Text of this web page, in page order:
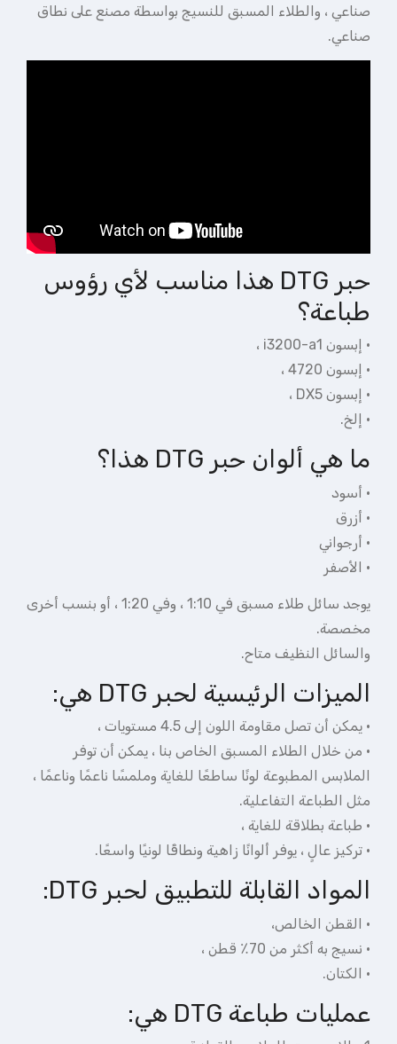
صناعي ، والطلاء المسبق للنسيج بواسطة مصنع على نطاق
صناعي.
حبر DTG هذا مناسب لأي رؤوس
طباعة؟
· إبسون i3200-a1 ،
· إبسون 4720 ،
· إبسون DX5 ،
· إلخ.
ما هي ألوان حبر DTG هذا؟
· أسود
· أزرق
· أرجواني
· الأصفر
يوجد سائل طلاء مسبق في 1:10 ، وفي 1:20 ، أو بنسب أخرى
مخصصة.
والسائل النظيف متاح.
الميزات الرئيسية لحبر DTG هي:
· يمكن أن تصل مقاومة اللون إلى 4.5 مستويات ،
· من خلال الطلاء المسبق الخاص بنا ، يمكن أن توفر
الملابس المطبوعة لونًا ساطعًا للغاية وملمسًا ناعمًا وناعمًا ،
مثل الطباعة التفاعلية.
· طباعة بطلاقة للغاية ،
· تركيز عالٍ ، يوفر ألوانًا زاهية ونطاقًا لونيًا واسعًا.
المواد القابلة للتطبيق لحبر DTG:
· القطن الخالص،
· نسيج به أكثر من 70٪ قطن ،
· الكتان.
عمليات طباعة DTG هي: